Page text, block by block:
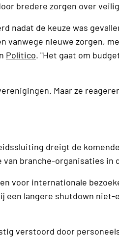
bredere zorgen over
nadat de keuze was
vanwege nieuwe zorgen,
Politico. "Het gaat om
Maar ze
dreigt de
branche-organisaties in
voor internationale
een langere shutdown
verstoord door